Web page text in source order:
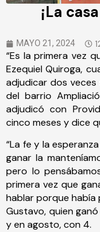
¡La
MAYO 21, 2024
“Es la primera vez
Ezequiel Quiroga,
adjudicar dos veces
del barrio
adjudicó con
cinco meses y dice
“La fe y la
ganar la
pero lo
primera vez que
hablar porque
Gustavo, quien
y en agosto, con 4.